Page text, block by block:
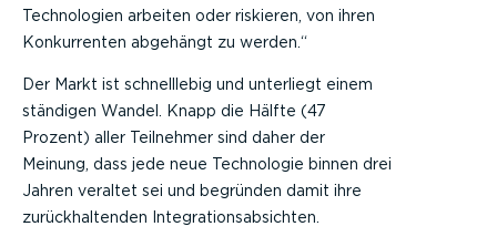
Technologien arbeiten oder riskieren, von ihren
Konkurrenten abgehängt zu werden.“
Der Markt ist schnelllebig und unterliegt einem
ständigen Wandel. Knapp die Hälfte (47
Prozent) aller Teilnehmer sind daher der
Meinung, dass jede neue Technologie binnen drei
Jahren veraltet sei und begründen damit ihre
zurückhaltenden Integrationsabsichten.